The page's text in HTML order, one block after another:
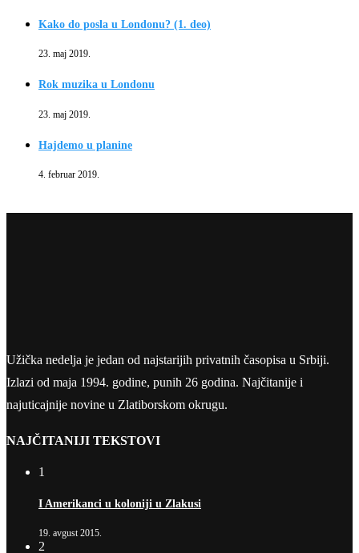
Kako do posla u Londonu? (1. deo)
23. maj 2019.
Rok muzika u Londonu
23. maj 2019.
Hajdemo u planine
4. februar 2019.
Užička nedelja je jedan od najstarijih privatnih časopisa u Srbiji.
Izlazi od maja 1994. godine, punih 26 godina. Najčitanije i
najuticajnije novine u Zlatiborskom okrugu.
NAJČITANIJI TEKSTOVI
1
I Amerikanci u koloniji u Zlakusi
19. avgust 2015.
2